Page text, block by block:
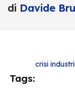
di Davide
Tags:
crisi